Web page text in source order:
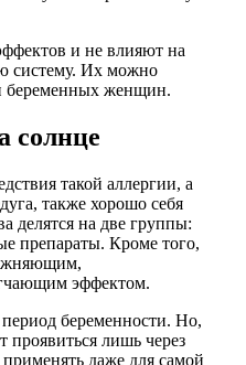
и не влияют на
систему. Их можно
беременных женщин.
солнце
такой аллергии, а
также хорошо себя
делятся на две группы:
препараты. Кроме того,
эффектом.
беременности. Но,
лишь через
даже для самой